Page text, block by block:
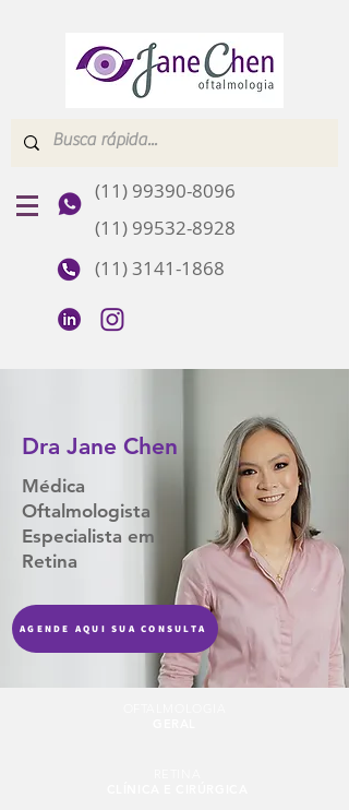
(11) 99390-8096
(11) 99532-8928
(11) 3141-1868
Dra Jane Chen
Médica
Oftalmologista
Especialista em
Retina
AGENDE AQUI SUA CONSULTA